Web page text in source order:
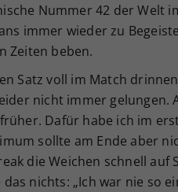
Nummer 42 der Welt
immer wieder zu
Zeiten beben.
Satz voll im Match
nicht immer
Dafür habe ich im
sollte am Ende aber
die Weichen schnell auf
nichts: „Ich war nie so